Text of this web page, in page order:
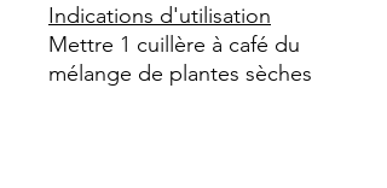
Indications d'utilisation
Mettre 1 cuillère à café du
mélange de plantes sèches